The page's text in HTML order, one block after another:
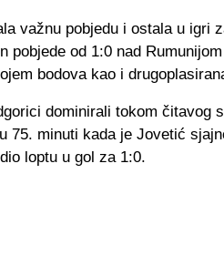
važnu pobjedu i ostala u igri
pobjede od 1:0 nad
bodova kao i
dominirali tokom čitavog
75. minuti kada je Jovetić
loptu u gol za 1:0.